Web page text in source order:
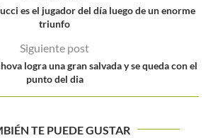
es el jugador del día luego de un enorme
triunfo
Siguiente post
logra una gran salvada y se queda con el
punto del dia
TE PUEDE GUSTAR